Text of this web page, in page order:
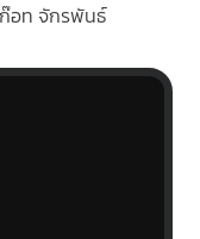
ก๊อท จักรพันธ์